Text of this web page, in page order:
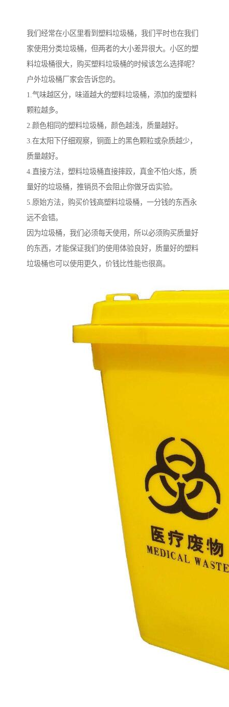
我们经常在小区里看到塑料垃圾桶，我们平时也在我们
家使用分类垃圾桶，但两者的大小差异很大。小区的塑
料垃圾桶很大，购买塑料垃圾桶的时候该怎么选择呢？
户外垃圾桶厂家会告诉您的。
1.气味越区分，味道越大的塑料垃圾桶，添加的废塑料
颗粒越多。
2.颜色相同的塑料垃圾桶，颜色越浅，质量越好。
3.在太阳下仔细观察，铜面上的黑色颗粒或杂质越少，
质量越好。
4.直接方法，塑料垃圾桶直接摔跤，真金不怕火炼，质
量好的垃圾桶，推销员不会阻止你做牙齿实验。
5.原始方法，购买价钱高塑料垃圾桶，一分钱的东西永
远不会错。
因为垃圾桶，我们必须每天使用，所以必须购买质量好
的东西，才能保证我们的使用体验良好，质量好的塑料
垃圾桶也可以使用更久，价钱比性能也很高。